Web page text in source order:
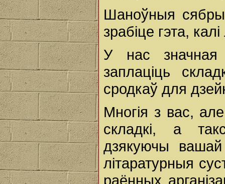
Шаноўныя
зрабіце гэта,
У нас значная
заплаціць
сродкаў для
Многія з вас,
складкі, а
дзякуючы
літаратурныя
раённых